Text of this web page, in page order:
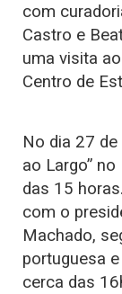
com
Castro e
uma visita
Centro de
No dia 27 de
ao Largo”
das 15
com o
Machado,
portuguesa
cerca das